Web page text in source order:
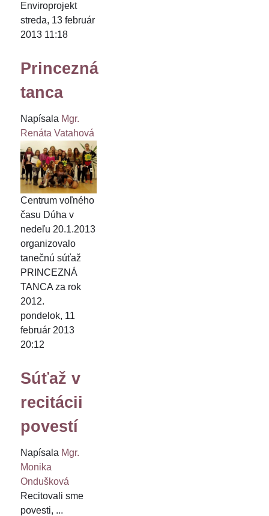
Enviroprojekt
streda, 13 február
2013 11:18
Princezná
tanca
Napísala Mgr.
Renáta Vatahová
Centrum voľného
času Dúha v
nedeľu 20.1.2013
organizovalo
tanečnú súťaž
PRINCEZNÁ
TANCA za rok
2012.
pondelok, 11
február 2013
20:12
Súťaž v
recitácii
povestí
Napísala Mgr.
Monika
Ondušková
Recitovali sme
povesti, ...